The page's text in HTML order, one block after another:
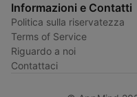
Informazioni e Contatti
Politica sulla riservatezza
Terms of Service
Riguardo a noi
Contattaci